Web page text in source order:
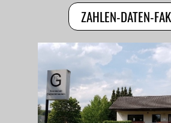
ZAHLEN-DATEN-